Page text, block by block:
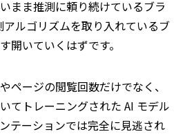
まま推測に頼り続けているブラ
アルゴリズムを取り入れているブ
開いていくはずです。
ページの閲覧回数だけでなく、
てトレーニングされた AI モデル
テーションでは完全に見逃され